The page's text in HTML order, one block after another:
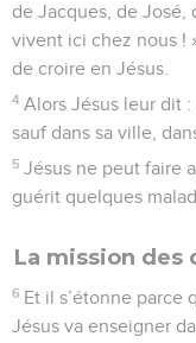
de Jacques, de
vivent ici chez nous !
de croire en Jésus.
4 Alors Jésus leur dit
sauf dans sa ville,
5 Jésus ne peut faire
guérit quelques
La mission des
6 Et il s’étonne parce
Jésus va enseigner